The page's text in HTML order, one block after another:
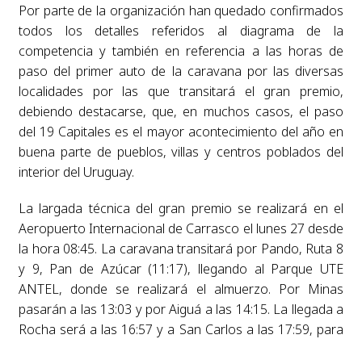
Por parte de la organización han quedado confirmados
todos los detalles referidos al diagrama de la
competencia y también en referencia a las horas de
paso del primer auto de la caravana por las diversas
localidades por las que transitará el gran premio,
debiendo destacarse, que, en muchos casos, el paso
del 19 Capitales es el mayor acontecimiento del año en
buena parte de pueblos, villas y centros poblados del
interior del Uruguay.
La largada técnica del gran premio se realizará en el
Aeropuerto Internacional de Carrasco el lunes 27 desde
la hora 08:45. La caravana transitará por Pando, Ruta 8
y 9, Pan de Azúcar (11:17), llegando al Parque UTE
ANTEL, donde se realizará el almuerzo. Por Minas
pasarán a las 13:03 y por Aiguá a las 14:15. La llegada a
Rocha será a las 16:57 y a San Carlos a las 17:59, para